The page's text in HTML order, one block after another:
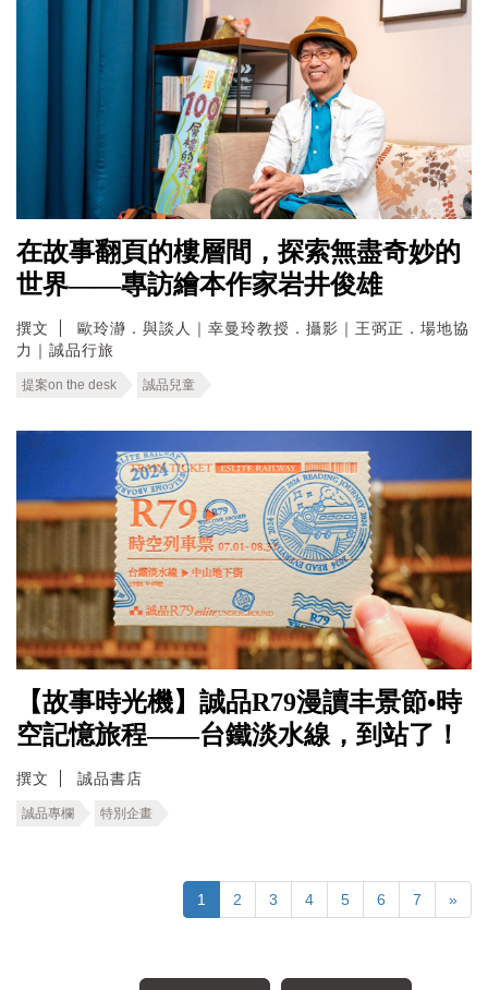
在故事翻頁的樓層間，探索無盡奇妙的
世界——專訪繪本作家岩井俊雄
撰文
歐玲瀞．與談人｜幸曼玲教授．攝影｜王弼正．場地協
力｜誠品行旅
提案on the desk 誠品兒童
【故事時光機】誠品R79漫讀丰景節•時
空記憶旅程――台鐵淡水線，到站了！
撰文 誠品書店
誠品專欄 特別企畫
1 2 3 4 5 6 7 »